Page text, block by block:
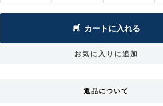
カートに入れる
お気に入りに追加
返品について